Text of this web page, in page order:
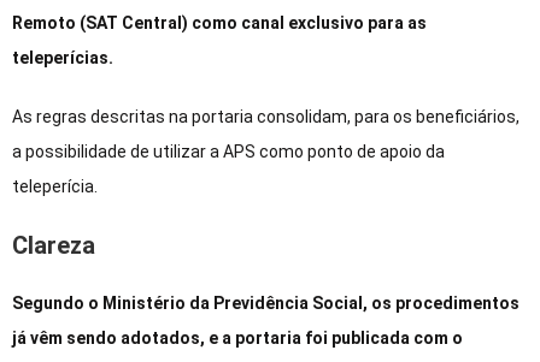
Remoto (SAT Central) como canal exclusivo para as
teleperícias.
As regras descritas na portaria consolidam, para os beneficiários,
a possibilidade de utilizar a APS como ponto de apoio da
teleperícia.
Clareza
Segundo o Ministério da Previdência Social, os procedimentos
já vêm sendo adotados, e a portaria foi publicada com o